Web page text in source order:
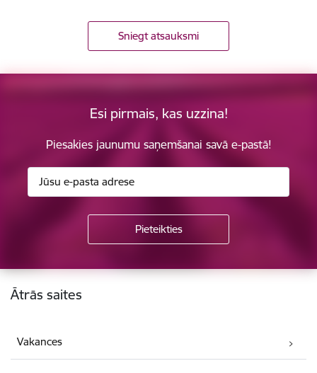
Sniegt atsauksmi
Esi pirmais, kas uzzina!
Piesakies jaunumu saņemšanai savā e-pastā!
Kājene
Ātrās saites
Vakances